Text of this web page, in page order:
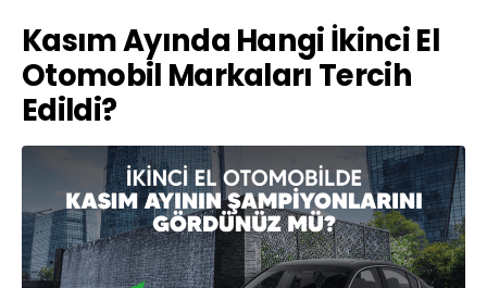
Kasım Ayında Hangi İkinci El
Otomobil Markaları Tercih
Edildi?